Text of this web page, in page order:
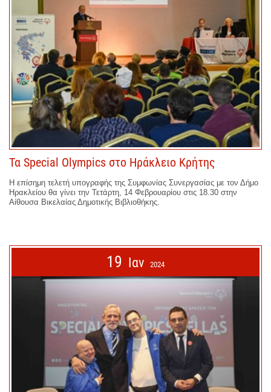
Τα Special Olympics στο Ηράκλειο Κρήτης
Η επίσημη τελετή υπογραφής της Συμφωνίας Συνεργασίας με τον Δήμο
Ηρακλείου θα γίνει την Τετάρτη, 14 Φεβρουαρίου στις 18.30 στην
Αίθουσα Βικελαίας Δημοτικής Βιβλιοθήκης.
19 Ιαν 2024